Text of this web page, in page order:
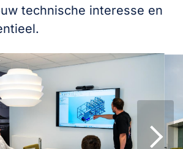
technische interesse en